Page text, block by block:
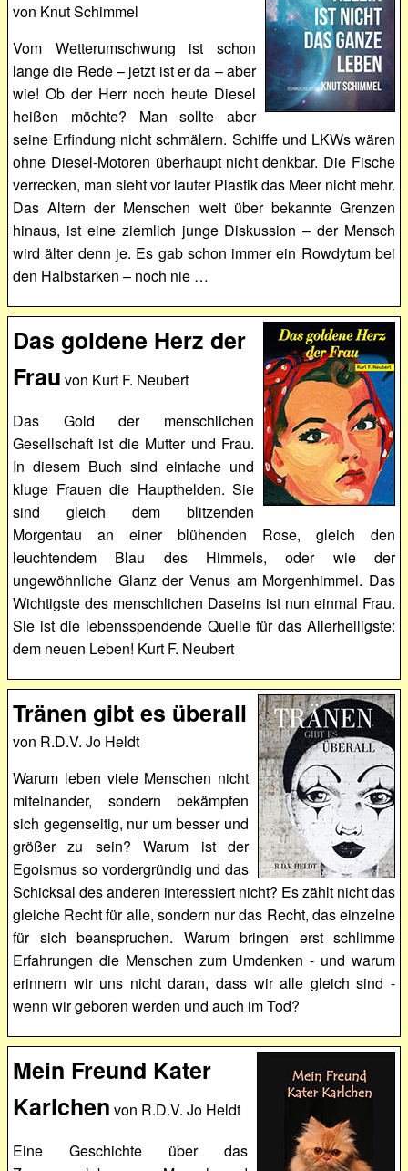
von Knut Schimmel
Vom Wetterumschwung ist schon
lange die Rede – jetzt ist er da – aber
wie! Ob der Herr noch heute Diesel
heißen möchte? Man sollte aber
seine Erfindung nicht schmälern. Schiffe und LKWs wären
ohne Diesel-Motoren überhaupt nicht denkbar. Die Fische
verrecken, man sieht vor lauter Plastik das Meer nicht mehr.
Das Altern der Menschen weit über bekannte Grenzen
hinaus, ist eine ziemlich junge Diskussion – der Mensch
wird älter denn je. Es gab schon immer ein Rowdytum bei
den Halbstarken – noch nie …
Das goldene Herz der
Frau von Kurt F. Neubert
Das Gold der menschlichen
Gesellschaft ist die Mutter und Frau.
In diesem Buch sind einfache und
kluge Frauen die Haupthelden. Sie
sind gleich dem blitzenden
Morgentau an einer blühenden Rose, gleich den
leuchtendem Blau des Himmels, oder wie der
ungewöhnliche Glanz der Venus am Morgenhimmel. Das
Wichtigste des menschlichen Daseins ist nun einmal Frau.
Sie ist die lebensspendende Quelle für das Allerheiligste:
dem neuen Leben! Kurt F. Neubert
Tränen gibt es überall
von R.D.V. Jo Heldt
Warum leben viele Menschen nicht
miteinander, sondern bekämpfen
sich gegenseitig, nur um besser und
größer zu sein? Warum ist der
Egoismus so vordergründig und das
Schicksal des anderen interessiert nicht? Es zählt nicht das
gleiche Recht für alle, sondern nur das Recht, das einzelne
für sich beanspruchen. Warum bringen erst schlimme
Erfahrungen die Menschen zum Umdenken - und warum
erinnern wir uns nicht daran, dass wir alle gleich sind -
wenn wir geboren werden und auch im Tod?
Mein Freund Kater
Karlchen von R.D.V. Jo Heldt
Eine Geschichte über das